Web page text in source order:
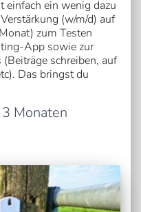
einfach ein wenig dazu
(w/m/d) auf
zum Testen
App sowie zur
schreiben, auf
Das bringst du
3 Monaten